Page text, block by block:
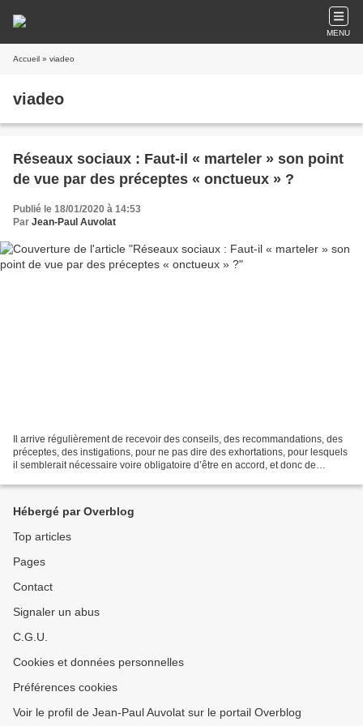
MENU
Accueil » viadeo
viadeo
Réseaux sociaux : Faut-il « marteler » son point
de vue par des préceptes « onctueux » ?
Publié le 18/01/2020 à 14:53
Par Jean-Paul Auvolat
Il arrive régulièrement de recevoir des conseils, des recommandations, des
préceptes, des instigations, pour ne pas dire des exhortations, pour lesquels
il semblerait nécessaire voire obligatoire d’être en accord, et donc de
Hébergé par Overblog
Top articles
Pages
Contact
Signaler un abus
C.G.U.
Cookies et données personnelles
Préférences cookies
Voir le profil de Jean-Paul Auvolat sur le portail Overblog